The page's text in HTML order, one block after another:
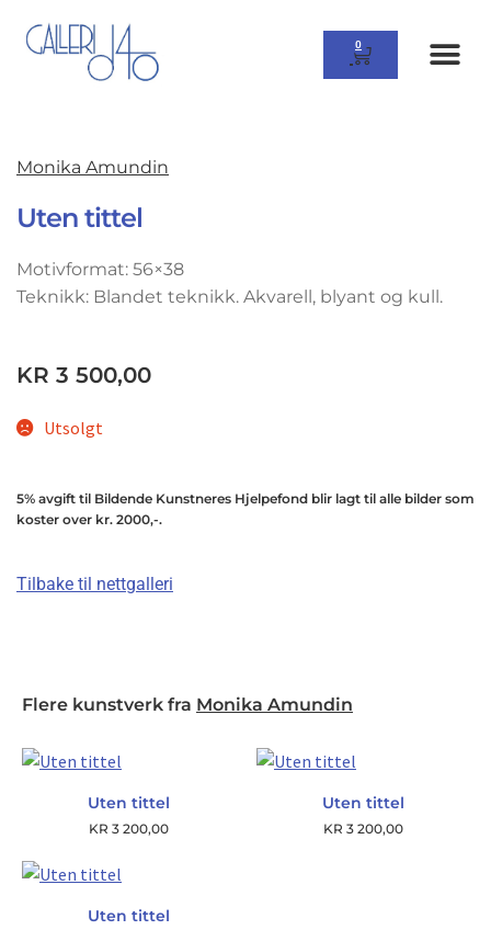
0
Monika Amundin
Uten tittel
Motivformat: 56×38
Teknikk: Blandet teknikk. Akvarell, blyant og kull.
KR 3 500,00
Utsolgt
5% avgift til Bildende Kunstneres Hjelpefond blir lagt til alle bilder som
koster over kr. 2000,-.
Tilbake til nettgalleri
Flere kunstverk fra Monika Amundin
Uten tittel
KR 3 200,00
Uten tittel
KR 3 200,00
Uten tittel